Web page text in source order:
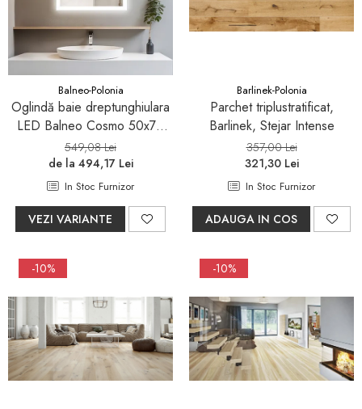
Pare, furtunuri si accesorii
dus
Module de dus incastrate
Rezervoare wc
Rezervoare incastrate
Rezervoare aparente
Cadre incastrate
Clapete de actionare
Paravane de dus Walk
Panouri si usi de dus
Cadite de dus
Rigole de dus
Mobilier baie
Seturi mobilier baie
Balneo-Polonia
Oglindă baie dreptunghiulara
LED Balneo Cosmo 50x70
cm, iluminare modernă
549,08 Lei
de la 494,17 Lei
In Stoc Furnizor
VEZI VARIANTE
Barlinek-Polonia
Parchet triplustratificat,
Barlinek, Stejar Intense
357,00 Lei
321,30 Lei
In Stoc Furnizor
ADAUGA IN COS
-10% -10%